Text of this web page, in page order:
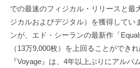
での最速のフィジカル・リリースと最
ジカルおよびデジタル）を獲得してい
ンが、エド・シーランの最新作「
（13万9,000枚）を上回ることができ
『Voyage』は、4年以上ぶりにアルバ